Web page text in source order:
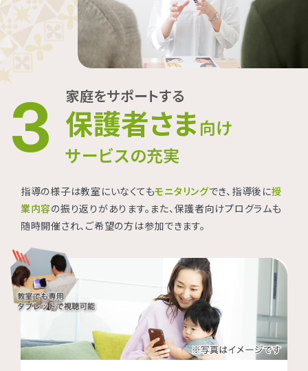
3 家庭をサポートする
保護者さま 向け
サービスの充実
指導の様子は教室にいなくてもモニタリングでき、指導後に授
業内容の振り返りがあります。また、保護者向けプログラムも
随時開催され、ご希望の方は参加できます。